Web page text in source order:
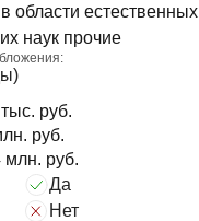
области естественных
наук прочие
руб.
руб.
млн. руб.
Да
Нет